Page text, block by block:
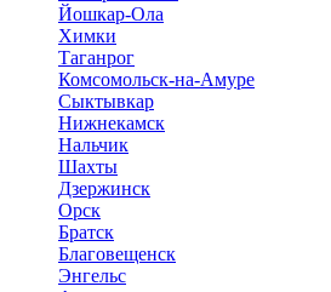
Йошкар-Ола
Химки
Таганрог
Комсомольск-на-Амуре
Сыктывкар
Нижнекамск
Нальчик
Шахты
Дзержинск
Орск
Братск
Благовещенск
Энгельс